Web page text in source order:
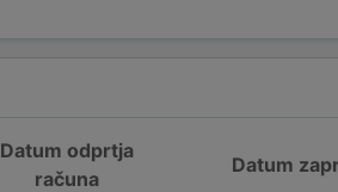
Datum odprtja
računa
Datum